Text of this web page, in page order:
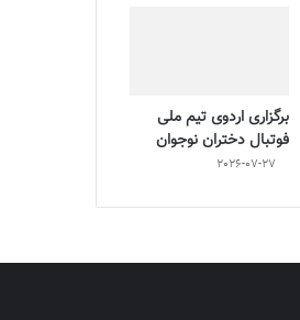
برگزاری اردوی تیم ملی
فوتبال دختران نوجوان
2026-07-27